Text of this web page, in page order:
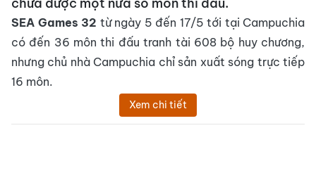
SEA Games 32 từ ngày 5 đến 17/5 tới tại Campuchia
có đến 36 môn thi đấu tranh tài 608 bộ huy chương,
nhưng chủ nhà Campuchia chỉ sản xuất sóng trực tiếp
16 môn.
Xem chi tiết